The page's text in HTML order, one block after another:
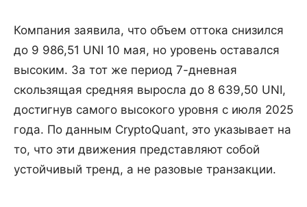
Компания заявила, что объем оттока снизился
до 9 986,51 UNI 10 мая, но уровень оставался
высоким. За тот же период 7-дневная
скользящая средняя выросла до 8 639,50 UNI,
достигнув самого высокого уровня с июля 2025
года. По данным CryptoQuant, это указывает на
то, что эти движения представляют собой
устойчивый тренд, а не разовые транзакции.